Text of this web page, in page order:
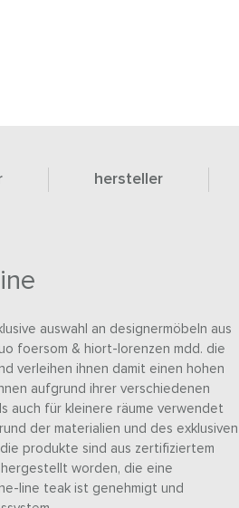
hersteller
auswahl an designermöbeln aus
foersom & hiort-lorenzen mdd. die
verleihen ihnen damit einen hohen
aufgrund ihrer verschiedenen
auch für kleinere räume verwendet
der materialien und des exklusiven
produkte sind aus zertifiziertem
worden, die eine
line teak ist genehmigt und